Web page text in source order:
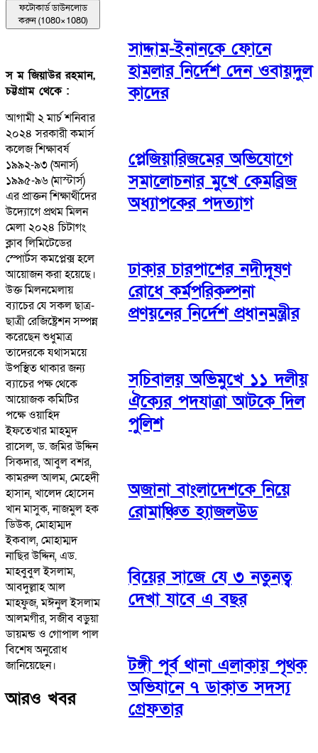
ফটোকার্ড ডাউনলোড
করুন (1080×1080)
স ম জিয়াউর রহমান,
চট্টগ্রাম থেকে :
আগামী ২ মার্চ শনিবার
২০২৪ সরকারী কমার্স
কলেজ শিক্ষাবর্ষ
১৯৯২-৯৩ (অনার্স)
১৯৯৫-৯৬ (মাস্টার্স)
এর প্রাক্তন শিক্ষার্থীদের
উদ্যোগে প্রথম মিলন
মেলা ২০২৪ চিটাগং
ক্লাব লিমিটেডের
স্পোর্টস কমপ্লেক্স হলে
আয়োজন করা হয়েছে।
উক্ত মিলনমেলায়
ব্যাচের যে সকল ছাত্র-
ছাত্রী রেজিষ্ট্রেশন সম্পন্ন
করেছেন শুধুমাত্র
তাদেরকে যথাসময়ে
উপস্থিত থাকার জন্য
ব্যাচের পক্ষ থেকে
আয়োজক কমিটির
পক্ষে ওয়াহিদ
ইফতেখার মাহমুদ
রাসেল, ড. জমির উদ্দিন
সিকদার, আবুল বশর,
কামরুল আলম, মেহেদী
হাসান, খালেদ হোসেন
খান মাসুক, নাজমুল হক
ডিউক, মোহাম্মদ
ইকবাল, মোহাম্মদ
নাছির উদ্দিন, এড.
মাহবুবুল ইসলাম,
আবদুল্লাহ আল
মাহফুজ, মঈনুল ইসলাম
আলমগীর, সজীব বড়ুয়া
ডায়মন্ড ও গোপাল পাল
বিশেষ অনুরোধ
জানিয়েছেন।
আরও খবর
সাদ্দাম-ইনানকে ফোনে
হামলার নির্দেশ দেন ওবায়দুল
কাদের
প্লেজিয়ারিজমের অভিযোগে
সমালোচনার মুখে কেমব্রিজ
অধ্যাপকের পদত্যাগ
ঢাকার চারপাশের নদীদূষণ
রোধে কর্মপরিকল্পনা
প্রণয়নের নির্দেশ প্রধানমন্ত্রীর
সচিবালয় অভিমুখে ১১ দলীয়
ঐক্যের পদযাত্রা আটকে দিল
পুলিশ
অজানা বাংলাদেশকে নিয়ে
রোমাঞ্চিত হ্যাজলউড
বিয়ের সাজে যে ৩ নতুনত্ব
দেখা যাবে এ বছর
টঙ্গী পূর্ব থানা এলাকায় পৃথক
অভিযানে ৭ ডাকাত সদস্য
গ্রেফতার